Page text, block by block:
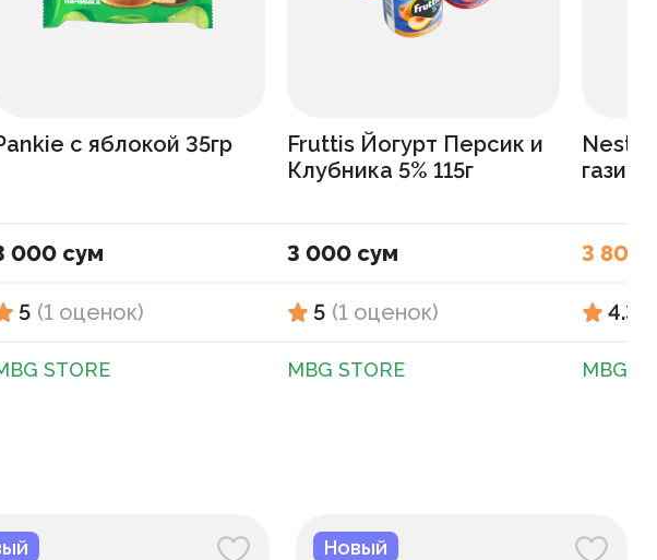
с яблокой 35гр
000 сум
5 (1 оценок)
STORE
Fruttis Йогурт Персик и
Клубника 5% 115г
3 000 сум
5 (1 оценок)
MBG STORE
3 800
4.3
MBG
Новый